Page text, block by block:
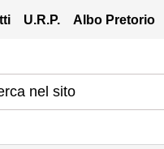
U.R.P. Albo Pretorio